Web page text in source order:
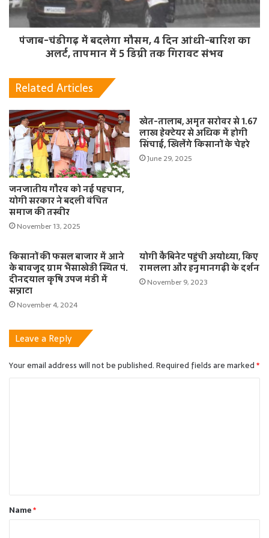
पंजाब-चंडीगढ़ में बदलेगा मौसम, 4 दिन आंधी-बारिश का
अलर्ट, तापमान में 5 डिग्री तक गिरावट संभव
Related Articles
जनजातीय गौरव को नई पहचान,
योगी सरकार ने बदली वंचित
समाज की तस्वीर
November 13, 2025
खेत-तालाब, अमृत सरोवर से 1.67
लाख हेक्टेयर से अधिक में होगी
सिंचाई, खिलेंगे किसानों के चेहरे
June 29, 2025
किसानों की फसल बाजार में आने
के बावजूद ग्राम भैंसाखेड़ी स्थित पं.
दीनदयाल कृषि उपज मंडी में
सन्नाटा
November 4, 2024
योगी कैबिनेट पहुंची अयोध्या, किए
रामलला और हनुमानगढ़ी के दर्शन
November 9, 2023
Leave a Reply
Your email address will not be published.Required fields are marked*
t
*Name*